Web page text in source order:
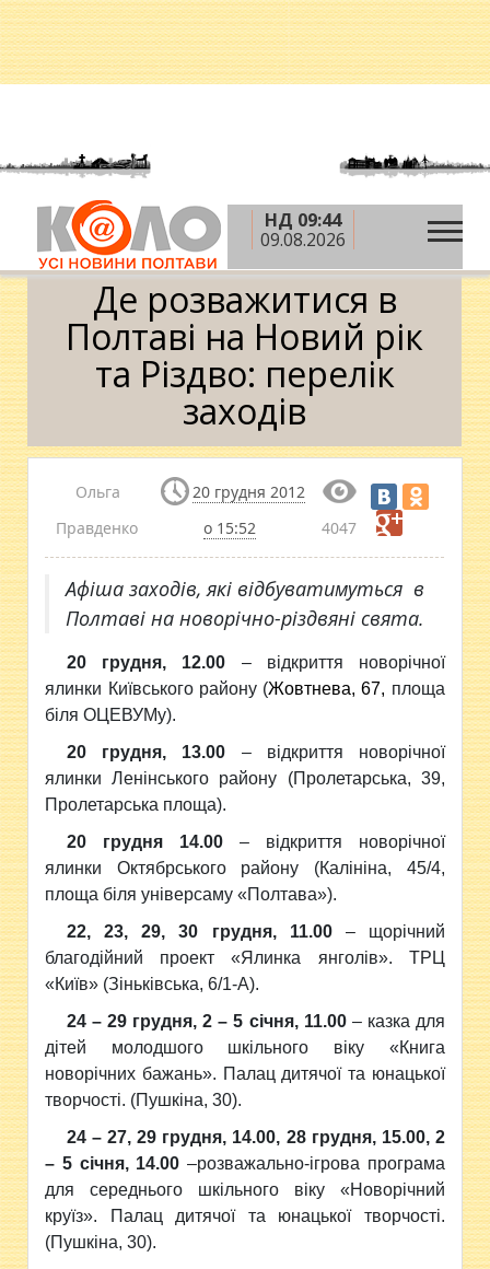
НД 09:44
09.08.2026
Головна » Новий рік-2013 »Де розважитися в
Полтаві на Новий рік та Різдво: перелік заходів
Де розважитися в
Полтаві на Новий рік
та Різдво: перелік
заходів
Ольга
Правденко
20 грудня 2012
о 15:52
4047
Афіша заходів, які відбуватимуться в
Полтаві на новорічно-різдвяні свята.
20 грудня, 12.00 – відкриття новорічної
ялинки Київського району (Жовтнева, 67, площа
біля ОЦЕВУМу).
20 грудня, 13.00 – відкриття новорічної
ялинки Ленінського району (Пролетарська, 39,
Пролетарська площа).
20 грудня 14.00 – відкриття новорічної
ялинки Октябрського району (Калініна, 45/4,
площа біля універсаму «Полтава»).
22, 23, 29, 30 грудня, 11.00 – щорічний
благодійний проект «Ялинка янголів». ТРЦ
«Київ» (Зіньківська, 6/1-А).
24 – 29 грудня, 2 – 5 січня, 11.00– казка для
дітей молодшого шкільного віку «Книга
новорічних бажань». Палац дитячої та юнацької
творчості. (Пушкіна, 30).
24 – 27, 29 грудня, 14.00, 28 грудня, 15.00, 2
– 5 січня, 14.00 –розважально-ігрова програма
для середнього шкільного віку «Новорічний
круїз». Палац дитячої та юнацької творчості.
(Пушкіна, 30).